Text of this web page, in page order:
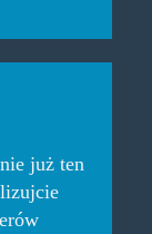
już ten